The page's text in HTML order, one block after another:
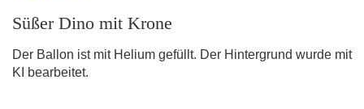
Süßer Dino mit Krone
Der Ballon ist mit Helium gefüllt. Der Hintergrund wurde mit
KI bearbeitet.